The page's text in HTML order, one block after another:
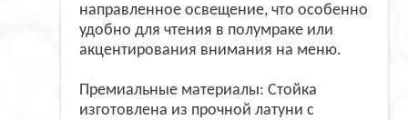
направленное освещение, что особенно
удобно для чтения в полумраке или
акцентирования внимания на меню.
Премиальные материалы: Стойка
изготовлена из прочной латуни с